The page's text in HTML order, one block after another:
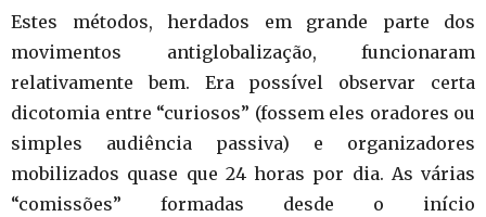
Estes métodos, herdados em grande parte dos
movimentos antiglobalização, funcionaram
relativamente bem. Era possível observar certa
dicotomia entre “curiosos” (fossem eles oradores ou
simples audiência passiva) e organizadores
mobilizados quase que 24 horas por dia. As várias
“comissões” formadas desde o início